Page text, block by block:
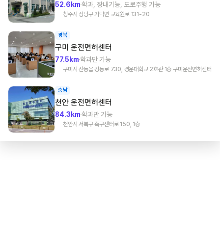
52.6km학과, 장내기능, 도로주행 가능
청주시 상당구 가덕면 교육원로 131-20
경북
구미 운전면허센터
77.5km학과만 가능
구미시 산동읍 강동로 730, 경운대학교 2호관 1층 구미운전면허센터
충남
천안 운전면허센터
84.3km학과만 가능
천안시 서북구 축구센터로 150, 1층